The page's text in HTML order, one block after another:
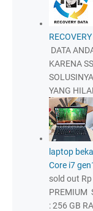
DATA
KARENA
YANG
laptop
Core i7
sold out
PREMIUM
: 256 GB